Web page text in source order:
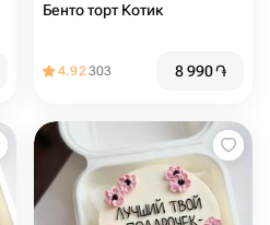
Бенто торт Котик
4.92303 8 990֏